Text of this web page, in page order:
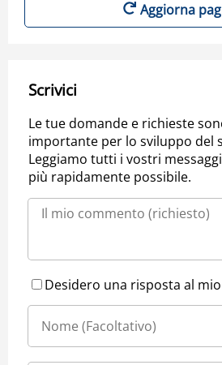
Aggiorna
Scrivici
Le tue domande e richieste
importante per lo sviluppo del
Leggiamo tutti i vostri
più rapidamente possibile.
Desidero una risposta al